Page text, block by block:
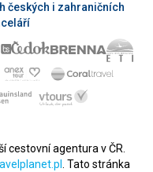
českých i zahraničních
cestovní agentura v ČR.
. Tato stránka